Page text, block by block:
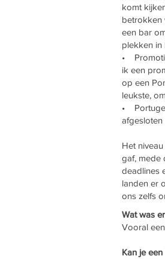
komt
betrokken
een bar
plekken in
•
ik een
op een
leukste,
•
afgesloten
Het
gaf, mede
deadlines
landen er
ons zelfs
Wat was
Vooral
Kan je